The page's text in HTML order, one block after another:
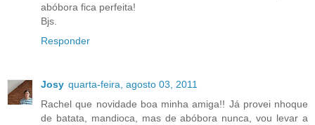
abóbora fica perfeita!
Bjs.
Responder
Josy quarta-feira, agosto 03, 2011
Rachel que novidade boa minha amiga!! Já provei nhoque
de batata, mandioca, mas de abóbora nunca, vou levar a